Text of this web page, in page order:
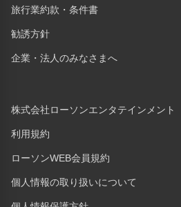
旅行業約款・条件書
勧誘方針
企業・法人のみなさまへ
株式会社ローソンエンタテインメント
利用規約
ローソンWEB会員規約
個人情報の取り扱いについて